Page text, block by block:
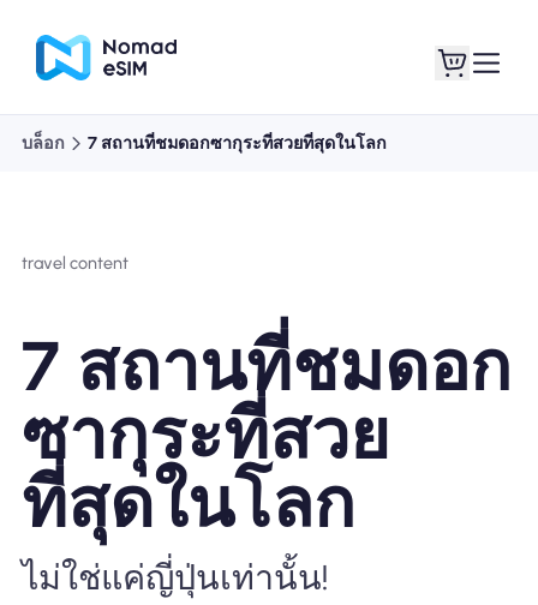
แผนร้านค้า
เกี่ยวกับ eSIM
ทำไมต้อง Nomad eSIM
บล็อก 7 สถานที่ชมดอกซากุระที่สวยที่สุดในโลก
travel content
7 สถานที่ชมดอก
ซากุระที่สวย
ที่สุดในโลก
ไม่ใช่แค่ญี่ปุ่นเท่านั้น!